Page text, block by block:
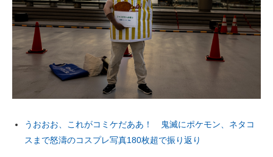
うおおお、これがコミケだああ！ 鬼滅にポケモン、ネタコ
スまで怒濤のコスプレ写真180枚超で振り返り